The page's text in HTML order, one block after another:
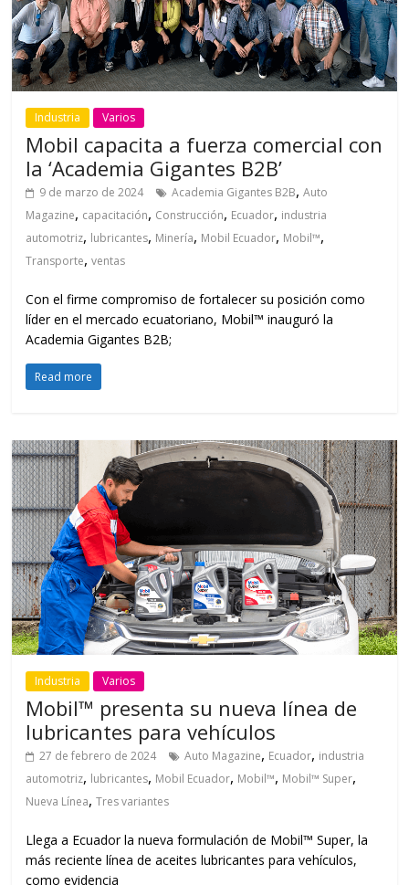
Industria Varios
Mobil capacita a fuerza comercial con
la ‘Academia Gigantes B2B’
9 de marzo de 2024 Academia Gigantes B2B,Auto
Magazine, capacitación, Construcción, Ecuador, industria
automotriz, lubricantes, Minería, Mobil Ecuador, Mobil™,
Transporte,ventas
Con el firme compromiso de fortalecer su posición como
líder en el mercado ecuatoriano, Mobil™ inauguró la
Academia Gigantes B2B;
Read more
Industria Varios
Mobil™ presenta su nueva línea de
lubricantes para vehículos
27 de febrero de 2024 Auto Magazine, Ecuador, industria
automotriz, lubricantes, Mobil Ecuador, Mobil™, Mobil™ Super,
Nueva Línea,Tres variantes
Llega a Ecuador la nueva formulación de Mobil™ Super, la
más reciente línea de aceites lubricantes para vehículos,
como evidencia